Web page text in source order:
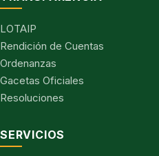
LOTAIP
Rendición de Cuentas
Ordenanzas
Gacetas Oficiales
Resoluciones
SERVICIOS